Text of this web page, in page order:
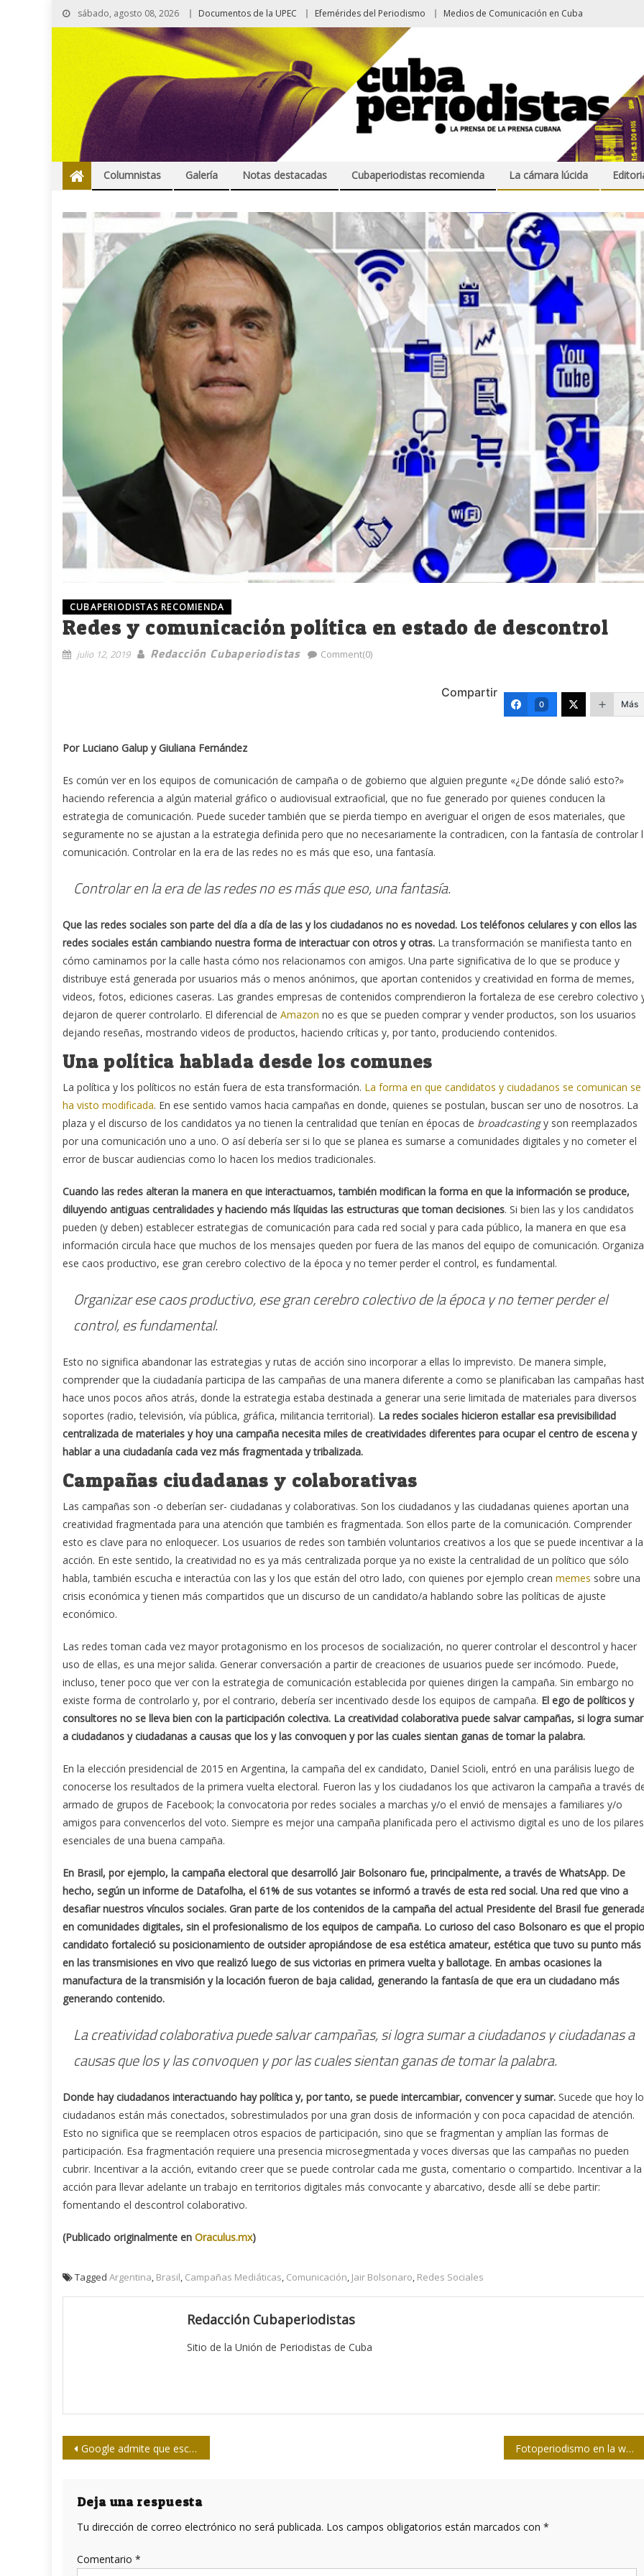
sábado, agosto 08, 2026 Documentos de la UPEC Efemérides del Periodismo Medios de Comunicación en Cuba
Columnistas Galería Notas destacadas Cubaperiodistas recomienda La cámara lúcida
CUBAPERIODISTAS RECOMIENDA
Redes y comunicación política en estado de descontrol
julio 12, 2019 Redacción Cubaperiodistas Comment(0)
Compartir
0 Más
Por Luciano Galup y Giuliana Fernández
Es común ver en los equipos de comunicación de campaña o de gobierno que alguien pregunte «¿De dónde salió esto?»
haciendo referencia a algún material gráfico o audiovisual extraoficial, que no fue generado por quienes conducen la
estrategia de comunicación. Puede suceder también que se pierda tiempo en averiguar el origen de esos materiales, que
seguramente no se ajustan a la estrategia definida pero que no necesariamente la contradicen, con la fantasía de controlar
comunicación. Controlar en la era de las redes no es más que eso, una fantasía.
Controlar en la era de las redes no es más que eso, una fantasía.
Que las redes sociales son parte del día a día de las y los ciudadanos no es novedad. Los teléfonos celulares y con ellos las
redes sociales están cambiando nuestra forma de interactuar con otros y otras. La transformación se manifiesta tanto en
cómo caminamos por la calle hasta cómo nos relacionamos con amigos. Una parte significativa de lo que se produce y
distribuye está generada por usuarios más o menos anónimos, que aportan contenidos y creatividad en forma de memes,
videos, fotos, ediciones caseras. Las grandes empresas de contenidos comprendieron la fortaleza de ese cerebro colectivo
dejaron de querer controlarlo. El diferencial de Amazon no es que se pueden comprar y vender productos, son los usuarios
dejando reseñas, mostrando videos de productos, haciendo críticas y, por tanto, produciendo contenidos.
Una política hablada desde los comunes
La política y los políticos no están fuera de esta transformación. La forma en que candidatos y ciudadanos se comunican se
ha visto modificada. En ese sentido vamos hacia campañas en donde, quienes se postulan, buscan ser uno de nosotros. La
plaza y el discurso de los candidatos ya no tienen la centralidad que tenían en épocas de broadcastingy son reemplazados
por una comunicación uno a uno. O así debería ser si lo que se planea es sumarse a comunidades digitales y no cometer el
error de buscar audiencias como lo hacen los medios tradicionales.
Cuando las redes alteran la manera en que interactuamos, también modifican la forma en que la información se produce,
diluyendo antiguas centralidades y haciendo más líquidas las estructuras que toman decisiones. Si bien las y los candidatos
pueden (y deben) establecer estrategias de comunicación para cada red social y para cada público, la manera en que esa
información circula hace que muchos de los mensajes queden por fuera de las manos del equipo de comunicación.
ese caos productivo, ese gran cerebro colectivo de la época y no temer perder el control, es fundamental.
Organizar ese caos productivo, ese gran cerebro colectivo de la época y no temer perder el
control, es fundamental.
Esto no significa abandonar las estrategias y rutas de acción sino incorporar a ellas lo imprevisto. De manera simple,
comprender que la ciudadanía participa de las campañas de una manera diferente a como se planificaban las campañas
hace unos pocos años atrás, donde la estrategia estaba destinada a generar una serie limitada de materiales para diversos
soportes (radio, televisión, vía pública, gráfica, militancia territorial). La redes sociales hicieron estallar esa previsibilidad
centralizada de materiales y hoy una campaña necesita miles de creatividades diferentes para ocupar el centro de escena y
hablar a una ciudadanía cada vez más fragmentada y tribalizada.
Campañas ciudadanas y colaborativas
Las campañas son -o deberían ser- ciudadanas y colaborativas. Son los ciudadanos y las ciudadanas quienes aportan una
creatividad fragmentada para una atención que también es fragmentada. Son ellos parte de la comunicación. Comprender
esto es clave para no enloquecer. Los usuarios de redes son también voluntarios creativos a los que se puede incentivar a la
acción. En este sentido, la creatividad no es ya más centralizada porque ya no existe la centralidad de un político que sólo
habla, también escucha e interactúa con las y los que están del otro lado, con quienes por ejemplo crean memes sobre una
crisis económica y tienen más compartidos que un discurso de un candidato/a hablando sobre las políticas de ajuste
económico.
Las redes toman cada vez mayor protagonismo en los procesos de socialización, no querer controlar el descontrol y hacer
uso de ellas, es una mejor salida. Generar conversación a partir de creaciones de usuarios puede ser incómodo. Puede,
incluso, tener poco que ver con la estrategia de comunicación establecida por quienes dirigen la campaña. Sin embargo no
existe forma de controlarlo y, por el contrario, debería ser incentivado desde los equipos de campaña. El ego de políticos y
consultores no se lleva bien con la participación colectiva. La creatividad colaborativa puede salvar campañas, si logra sumar
a ciudadanos y ciudadanas a causas que los y las convoquen y por las cuales sientan ganas de tomar la palabra.
En la elección presidencial de 2015 en Argentina, la campaña del ex candidato, Daniel Scioli, entró en una parálisis luego de
conocerse los resultados de la primera vuelta electoral. Fueron las y los ciudadanos los que activaron la campaña a través
armado de grupos de Facebook; la convocatoria por redes sociales a marchas y/o el envió de mensajes a familiares y/o
amigos para convencerlos del voto. Siempre es mejor una campaña planificada pero el activismo digital es uno de los pilares
esenciales de una buena campaña.
En Brasil, por ejemplo, la campaña electoral que desarrolló Jair Bolsonaro fue, principalmente, a través de WhatsApp. De
hecho, según un informe de Datafolha, el 61% de sus votantes se informó a través de esta red social. Una red que vino a
desafiar nuestros vínculos sociales. Gran parte de los contenidos de la campaña del actual Presidente del Brasil fue
en comunidades digitales, sin el profesionalismo de los equipos de campaña. Lo curioso del caso Bolsonaro es que el propio
candidato fortaleció su posicionamiento de outsider apropiándose de esa estética amateur, estética que tuvo su punto más
en las transmisiones en vivo que realizó luego de sus victorias en primera vuelta y ballotage. En ambas ocasiones la
manufactura de la transmisión y la locación fueron de baja calidad, generando la fantasía de que era un ciudadano más
generando contenido.
La creatividad colaborativa puede salvar campañas, si logra sumar a ciudadanos y ciudadanas a
causas que los y las convoquen y por las cuales sientan ganas de tomar la palabra.
Donde hay ciudadanos interactuando hay política y, por tanto, se puede intercambiar, convencer y sumar. Sucede que hoy
ciudadanos están más conectados, sobrestimulados por una gran dosis de información y con poca capacidad de atención.
Esto no significa que se reemplacen otros espacios de participación, sino que se fragmentan y amplían las formas de
participación. Esa fragmentación requiere una presencia microsegmentada y voces diversas que las campañas no pueden
cubrir. Incentivar a la acción, evitando creer que se puede controlar cada me gusta, comentario o compartido. Incentivar a la
acción para llevar adelante un trabajo en territorios digitales más convocante y abarcativo, desde allí se debe partir:
fomentando el descontrol colaborativo.
(Publicado originalmente en Oraculus.mx)
Tagged Argentina, Brasil, Campañas Mediáticas, Comunicación, Jair Bolsonaro, Redes Sociales
Redacción Cubaperiodistas
Sitio de la Unión de Periodistas de Cuba
Navegación
entradas
Google admite que escucha conversaciones de los usuarios con su asistente virtual Fotoperiodismo en la web: Retos y buenas prácticas
Deja una respuesta
Tu dirección de correo electrónico no será publicada. Los campos obligatorios están marcados con *
Comentario *